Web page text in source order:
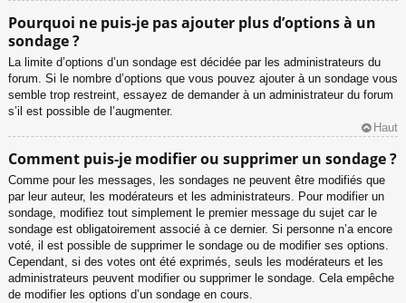
Pourquoi ne puis-je pas ajouter plus d’options à un
sondage ?
La limite d’options d’un sondage est décidée par les administrateurs du
forum. Si le nombre d’options que vous pouvez ajouter à un sondage vous
semble trop restreint, essayez de demander à un administrateur du forum
s’il est possible de l’augmenter.
Haut
Comment puis-je modifier ou supprimer un sondage ?
Comme pour les messages, les sondages ne peuvent être modifiés que
par leur auteur, les modérateurs et les administrateurs. Pour modifier un
sondage, modifiez tout simplement le premier message du sujet car le
sondage est obligatoirement associé à ce dernier. Si personne n’a encore
voté, il est possible de supprimer le sondage ou de modifier ses options.
Cependant, si des votes ont été exprimés, seuls les modérateurs et les
administrateurs peuvent modifier ou supprimer le sondage. Cela empêche
de modifier les options d’un sondage en cours.